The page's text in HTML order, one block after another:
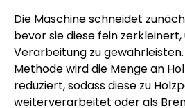
Die Maschine schneidet
bevor sie diese fein
Verarbeitung zu
Methode wird die Menge an
reduziert, sodass diese zu
weiterverarbeitet oder als